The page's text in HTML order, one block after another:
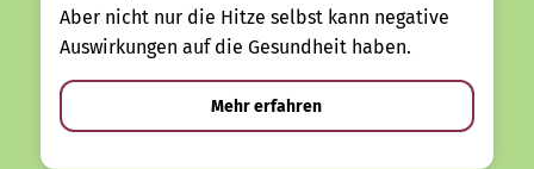
Aber nicht nur die Hitze selbst kann negative
Auswirkungen auf die Gesundheit haben.
Mehr erfahren